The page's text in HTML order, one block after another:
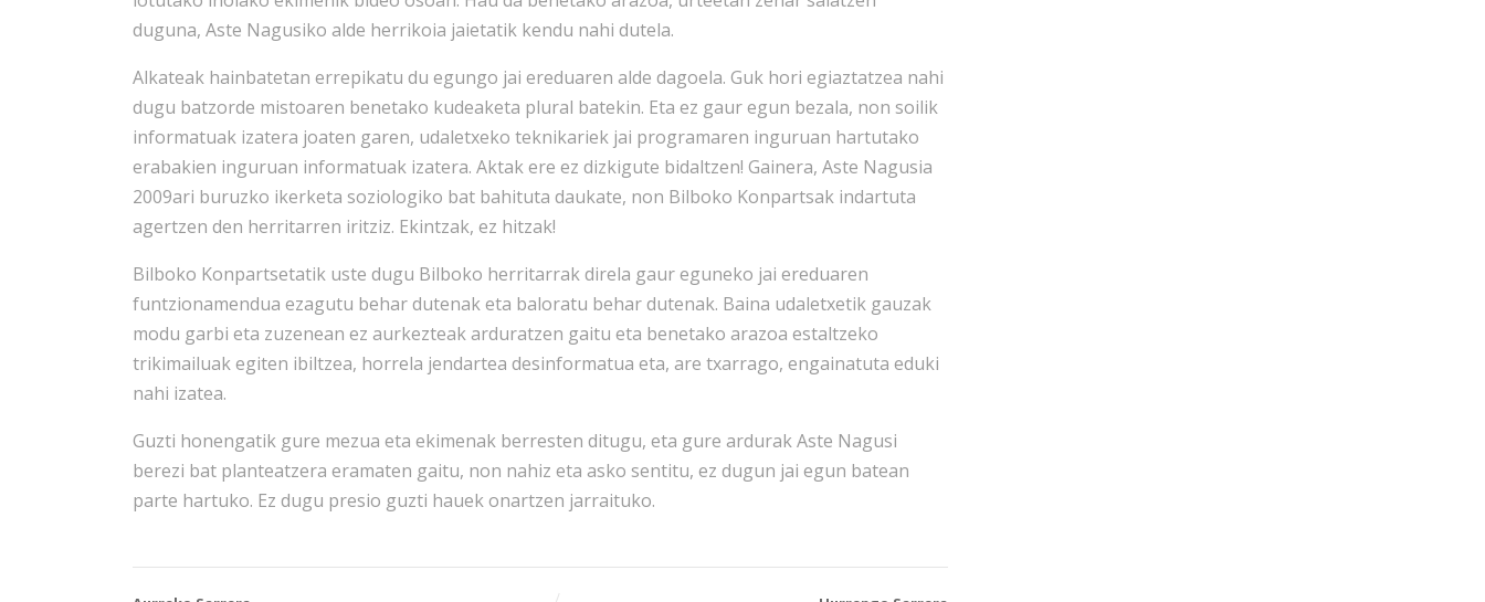
duguna, Aste Nagusiko alde herrikoia jaietatik kendu nahi dutela.
Alkateak hainbatetan errepikatu du egungo jai ereduaren alde dagoela. Guk hori egiaztatzea nahi
dugu batzorde mistoaren benetako kudeaketa plural batekin. Eta ez gaur egun bezala, non soilik
informatuak izatera joaten garen, udaletxeko teknikariek jai programaren inguruan hartutako
erabakien inguruan informatuak izatera. Aktak ere ez dizkigute bidaltzen! Gainera, Aste Nagusia
2009ari buruzko ikerketa soziologiko bat bahituta daukate, non Bilboko Konpartsak indartuta
agertzen den herritarren iritziz. Ekintzak, ez hitzak!
Bilboko Konpartsetatik uste dugu Bilboko herritarrak direla gaur eguneko jai ereduaren
funtzionamendua ezagutu behar dutenak eta baloratu behar dutenak. Baina udaletxetik gauzak
modu garbi eta zuzenean ez aurkezteak arduratzen gaitu eta benetako arazoa estaltzeko
trikimailuak egiten ibiltzea, horrela jendartea desinformatua eta, are txarrago, engainatuta eduki
nahi izatea.
Guzti honengatik gure mezua eta ekimenak berresten ditugu, eta gure ardurak Aste Nagusi
berezi bat planteatzera eramaten gaitu, non nahiz eta asko sentitu, ez dugun jai egun batean
parte hartuko. Ez dugu presio guzti hauek onartzen jarraituko.